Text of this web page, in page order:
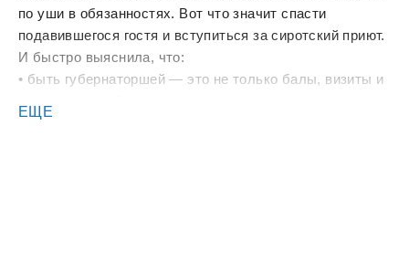
по уши в обязанностях. Вот что значит спасти
подавившегося гостя и вступиться за сиротский приют.
И быстро выяснила, что:
• быть губернаторшей — это не только балы, визиты и
• весной в губернском городе из-под снега вылезает...
ЕЩЕ